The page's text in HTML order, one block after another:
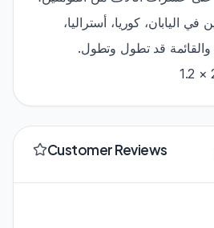
اليابان، كوريا، أستراليا،
والقائمة قد تطول وتطول.
Customer Reviews